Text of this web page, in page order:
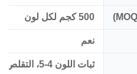
500 كجم لكل لون
نعم
ثبات اللون 4-5، التقلص:<5%